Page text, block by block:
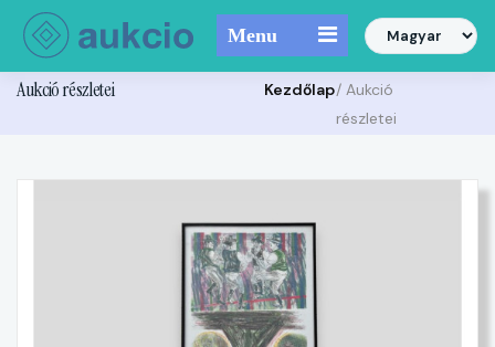
Menu
Aukció részletei Kezdőlap/ Aukció
részletei